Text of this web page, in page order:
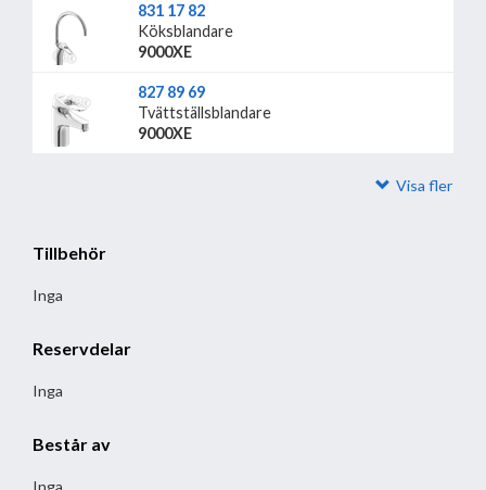
831 17 82
Köksblandare
9000XE
827 89 69
Tvättställsblandare
9000XE
Visa fler
Tillbehör
Inga
Reservdelar
Inga
Består av
Inga